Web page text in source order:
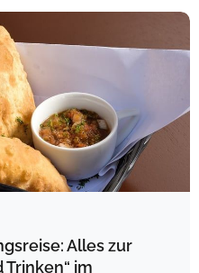
Alles zur
Trinken“ im